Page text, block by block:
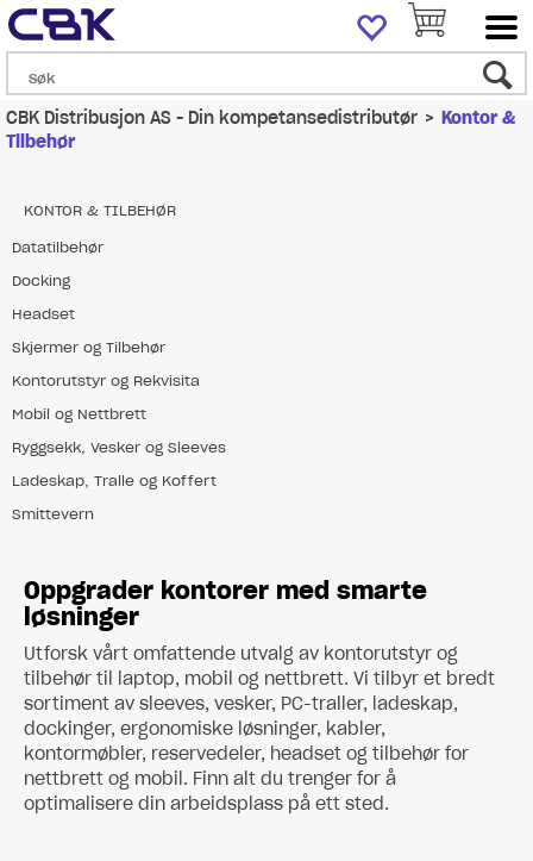
CBK Distribusjon AS - Din kompetansedistributør>Kontor &
Tilbehør
KONTOR & TILBEHØR
Datatilbehør
Docking
Headset
Skjermer og Tilbehør
Kontorutstyr og Rekvisita
Mobil og Nettbrett
Ryggsekk, Vesker og Sleeves
Ladeskap, Tralle og Koffert
Smittevern
Oppgrader kontorer med smarte
løsninger
Utforsk vårt omfattende utvalg av kontorutstyr og
tilbehør til laptop, mobil og nettbrett. Vi tilbyr et bredt
sortiment av sleeves, vesker, PC-traller, ladeskap,
dockinger, ergonomiske løsninger, kabler,
kontormøbler, reservedeler, headset og tilbehør for
nettbrett og mobil. Finn alt du trenger for å
optimalisere din arbeidsplass på ett sted.